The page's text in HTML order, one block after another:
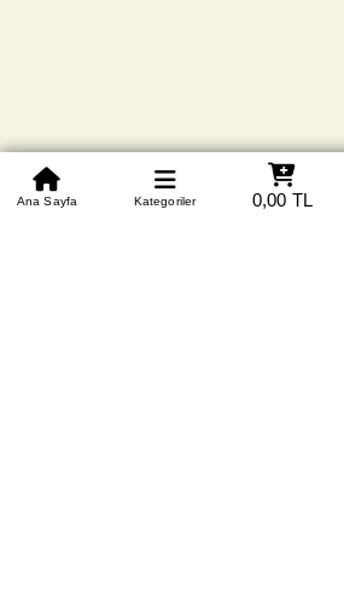
0850 305 09 70
Beden Tablosu Banka Hesapları
Ana Sayfa Kategoriler 0,00 TL